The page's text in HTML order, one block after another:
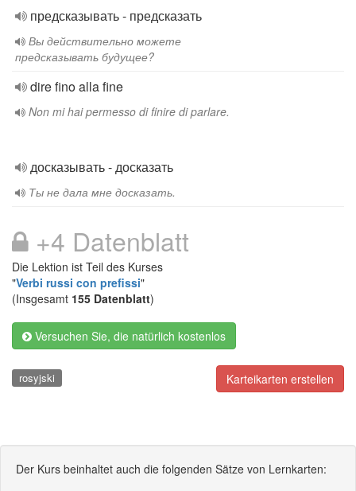
предсказывать - предсказать
Вы действительно можете
предсказывать будущее?
dire fino alla fine
Non mi hai permesso di finire di parlare.
досказывать - досказать
Ты не дала мне досказать.
+4 Datenblatt
Die Lektion ist Teil des Kurses
"Verbi russi con prefissi"
(Insgesamt 155 Datenblatt)
Versuchen Sie, die natürlich kostenlos
Karteikarten erstellen
rosyjski
Der Kurs beinhaltet auch die folgenden Sätze von Lernkarten: